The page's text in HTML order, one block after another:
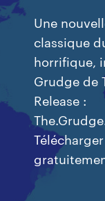
Une
classique
horrifique,
Grudge de
Release :